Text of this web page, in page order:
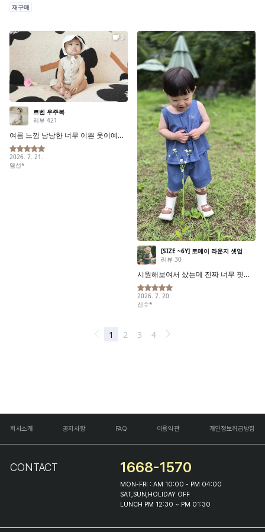
회사소개 공지사항 FAQ 이용약관 개인정보취급방침
CONTACT 1668-1570
MON-FRI : AM 10:00 - PM 04:00
SAT,SUN,HOLIDAY OFF
LUNCH PM 12:30 ~ PM 01:30